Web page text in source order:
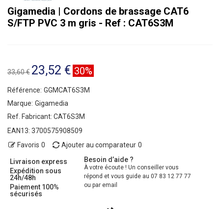
Gigamedia | Cordons de brassage CAT6
S/FTP PVC 3 m gris - Ref : CAT6S3M
33,60 € 23,52 € 30%
Référence: GGMCAT6S3M
Marque: Gigamedia
Ref. Fabricant: CAT6S3M
EAN13: 3700575908509
Favoris 0 Ajouter au comparateur 0
Livraison express
Expédition sous
24h/48h
Paiement 100%
sécurisés
Besoin d’aide ?
À votre écoute ! Un conseiller vous
répond et vous guide au 07 83 12 77 77
ou par email